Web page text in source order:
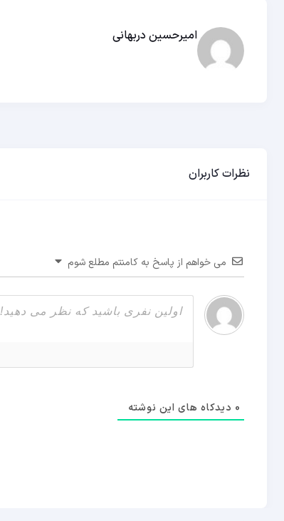
امیرحسین دربهانی
نظرات کاربران
می خواهم از پاسخ به کامنتم مطلع شوم
0 دیدکاه های این نوشته